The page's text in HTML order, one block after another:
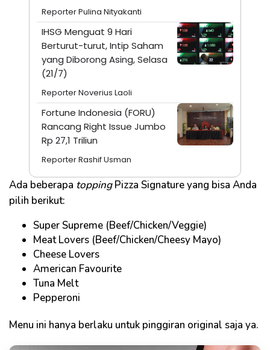
Reporter Pulina Nityakanti
IHSG Menguat 9 Hari
Berturut-turut, Intip Saham
yang Diborong Asing, Selasa
(21/7)
Reporter Noverius Laoli
Fortune Indonesia (FORU)
Rancang Right Issue Jumbo
Rp 27,1 Triliun
Reporter Rashif Usman
Ada beberapa toppingPizza Signature yang bisa Anda
pilih berikut:
Super Supreme (Beef/Chicken/Veggie)
Meat Lovers (Beef/Chicken/Cheesy Mayo)
Cheese Lovers
American Favourite
Tuna Melt
Pepperoni
Menu ini hanya berlaku untuk pinggiran original saja ya.